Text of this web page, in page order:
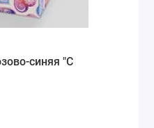
синяя "С